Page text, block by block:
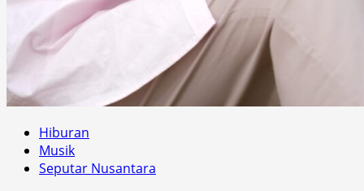
Hiburan
Musik
Seputar Nusantara